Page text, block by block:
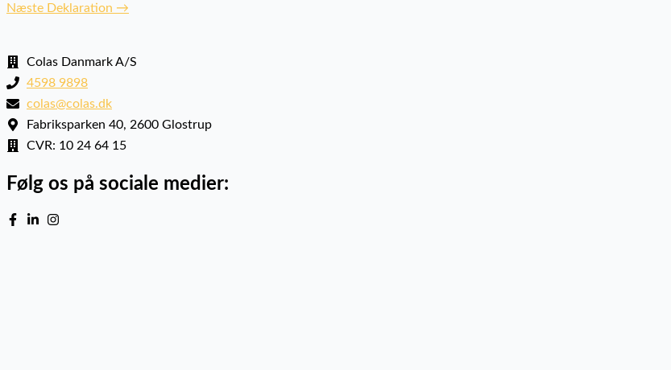
Næste Deklaration →
Colas Danmark A/S
4598 9898
colas@colas.dk
Fabriksparken 40, 2600 Glostrup
CVR: 10 24 64 15
Følg os på sociale medier: